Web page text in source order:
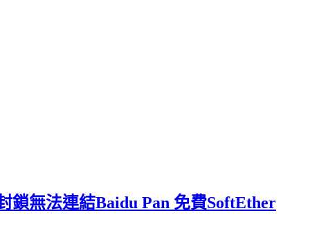
鎖無法連結Baidu Pan 免費SoftEther